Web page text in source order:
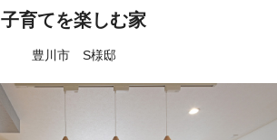
子育てを楽しむ家
豊川市 S様邸